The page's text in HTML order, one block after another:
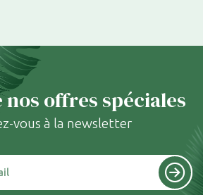
offres spéciales
vous à la newsletter